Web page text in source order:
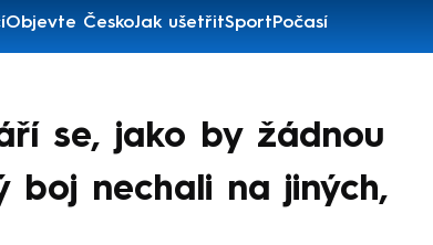
Objevte ČeskoJak ušetřitSportPočasí
se, jako by žádnou
boj nechali na jiných,